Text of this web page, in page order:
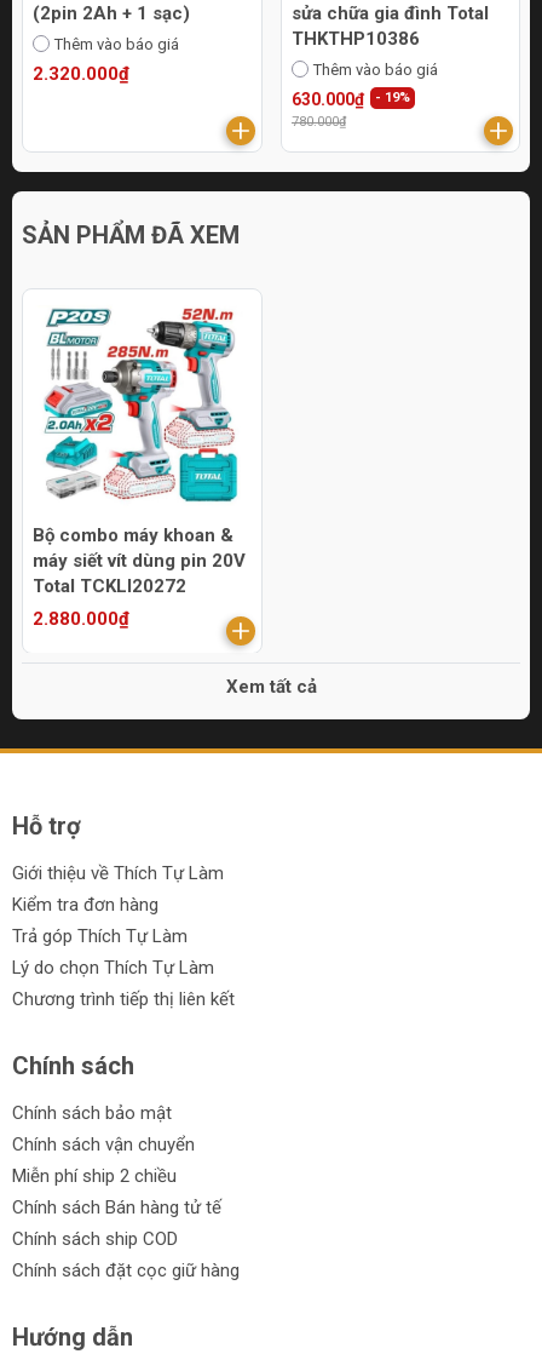
(2pin 2Ah + 1 sạc)
Thêm vào báo giá
2.320.000₫
sửa chữa gia đình Total
THKTHP10386
Thêm vào báo giá
630.000₫
780.000₫
- 19%
SẢN PHẨM ĐÃ XEM
Bộ combo máy khoan &
máy siết vít dùng pin 20V
Total TCKLI20272
2.880.000₫
Xem tất cả
Hỗ trợ
Giới thiệu về Thích Tự Làm
Kiểm tra đơn hàng
Trả góp Thích Tự Làm
Lý do chọn Thích Tự Làm
Chương trình tiếp thị liên kết
Chính sách
Chính sách bảo mật
Chính sách vận chuyển
Miễn phí ship 2 chiều
Chính sách Bán hàng tử tế
Chính sách ship COD
Chính sách đặt cọc giữ hàng
Hướng dẫn